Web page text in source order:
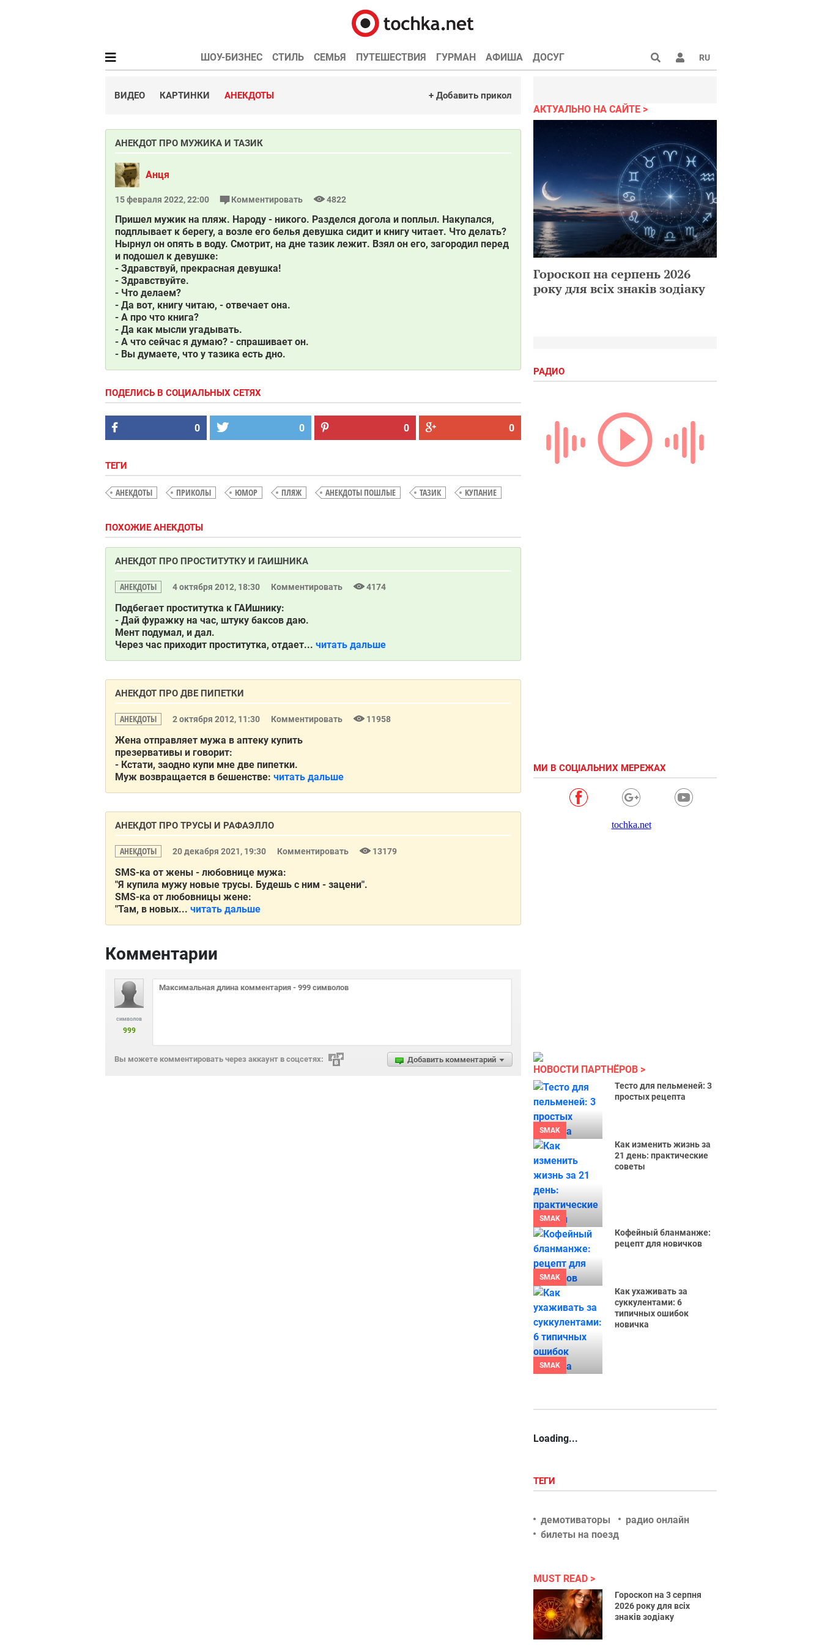
ШОУ-БИЗНЕС СТИЛЬ СЕМЬЯ ПУТЕШЕСТВИЯ ГУРМАН АФИША ДОСУГ RU
ВИДЕО КАРТИНКИ АНЕКДОТЫ + Добавить прикол
АНЕКДОТ ПРО МУЖИКА И ТАЗИК
Анця
15 февраля 2022, 22:00 Комментировать 4822
Пришел мужик на пляж. Народу - никого. Разделся догола и поплыл. Накупался,
подплывает к берегу, а возле его белья девушка сидит и книгу читает. Что делать?
Нырнул он опять в воду. Смотрит, на дне тазик лежит. Взял он его, загородил перед
и подошел к девушке:
- Здравствуй, прекрасная девушка!
- Здравствуйте.
- Что делаем?
- Да вот, книгу читаю, - отвечает она.
- А про что книга?
- Да как мысли угадывать.
- А что сейчас я думаю? - спрашивает он.
- Вы думаете, что у тазика есть дно.
ПОДЕЛИСЬ В СОЦИАЛЬНЫХ СЕТЯХ
0 0 0 0
ТЕГИ
АНЕКДОТЫ ПРИКОЛЫ ЮМОР ПЛЯЖ АНЕКДОТЫ ПОШЛЫЕ ТАЗИК КУПАНИЕ
ПОХОЖИЕ АНЕКДОТЫ
АНЕКДОТ ПРО ПРОСТИТУТКУ И ГАИШНИКА
АНЕКДОТЫ 4 октября 2012, 18:30 Комментировать 4174
Подбегает проститутка к ГАИшнику:
- Дай фуражку на час, штуку баксов даю.
Мент подумал, и дал.
Через час приходит проститутка, отдает... читать дальше
АНЕКДОТ ПРО ДВЕ ПИПЕТКИ
АНЕКДОТЫ 2 октября 2012, 11:30 Комментировать 11958
Жена отправляет мужа в аптеку купить
презервативы и говорит:
- Кстати, заодно купи мне две пипетки.
Муж возвращается в бешенстве: читать дальше
АНЕКДОТ ПРО ТРУСЫ И РАФАЭЛЛО
АНЕКДОТЫ 20 декабря 2021, 19:30 Комментировать 13179
SMS-ка от жены - любовнице мужа:
"Я купила мужу новые трусы. Будешь с ним - зацени".
SMS-ка от любовницы жене:
"Там, в новых... читать дальше
Комментарии
символов
999
Добавить комментарий
Вы можете комментировать через аккаунт в соцсетях:
АКТУАЛЬНО НА САЙТЕ
Гороскоп на серпень 2026
року для всіх знаків зодіаку
РАДИО
МИ В СОЦІАЛЬНИХ МЕРЕЖАХ
НОВОСТИ ПАРТНЁРОВ
SMAK
Тесто для пельменей: 3
простых рецепта
SMAK
Как изменить жизнь за
21 день: практические
советы
SMAK
Кофейный бланманже:
рецепт для новичков
SMAK
Как ухаживать за
суккулентами: 6
типичных ошибок
новичка
Loading...
ТЕГИ
демотиваторы
радио онлайн
билеты на поезд
MUST READ
Гороскоп на 3 серпня
2026 року для всіх
знаків зодіаку